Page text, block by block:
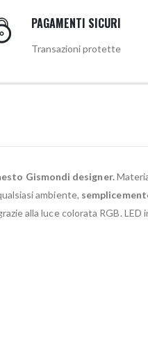
PAGAMENTI SICURI
Transazioni protette
Gismondi designer.
ambiente,
alla luce colorata RGB.